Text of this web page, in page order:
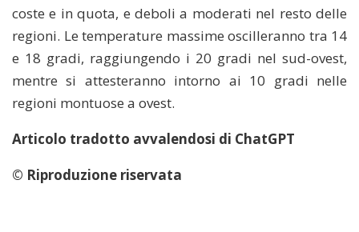
coste e in quota, e deboli a moderati nel resto delle
regioni. Le temperature massime oscilleranno tra 14
e 18 gradi, raggiungendo i 20 gradi nel sud-ovest,
mentre si attesteranno intorno ai 10 gradi nelle
regioni montuose a ovest.
Articolo tradotto avvalendosi di ChatGPT
© Riproduzione riservata